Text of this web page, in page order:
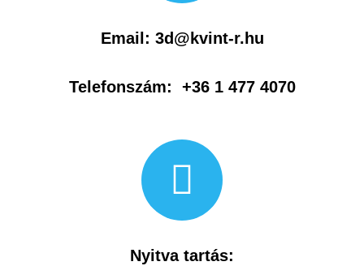
Email: 3d@kvint-r.hu
Telefonszám: +36 1 477 4070
Nyitva tartás: